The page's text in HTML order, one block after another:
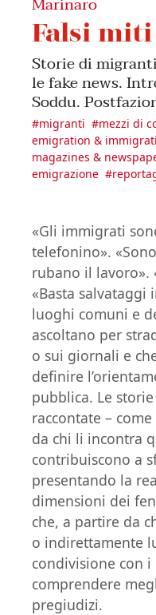
Falsi miti
Storie di
le fake news.
Soddu.
#migranti #mezzi di
emigration &
magazines &
emigrazione #
«Gli immigrati
telefonino».
rubano il lavoro».
«Basta salvataggi
luoghi comuni e
ascoltano per
o sui giornali e
definire
pubblica. Le
raccontate –
da chi li incontra
contribuiscono a
presentando la
dimensioni dei
che, a partire da
o indirettamente
condivisione con
comprendere
pregiudizi.